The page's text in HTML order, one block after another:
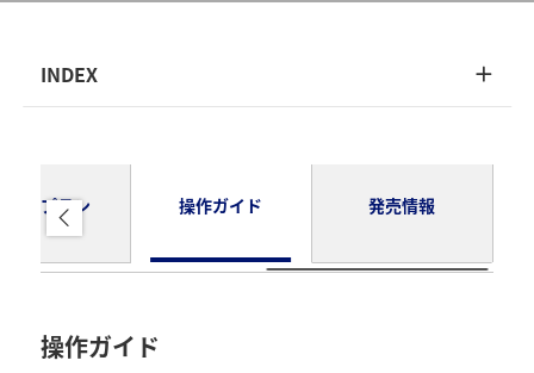
INDEX
デルプラン 操作ガイド 発売情報
操作ガイド